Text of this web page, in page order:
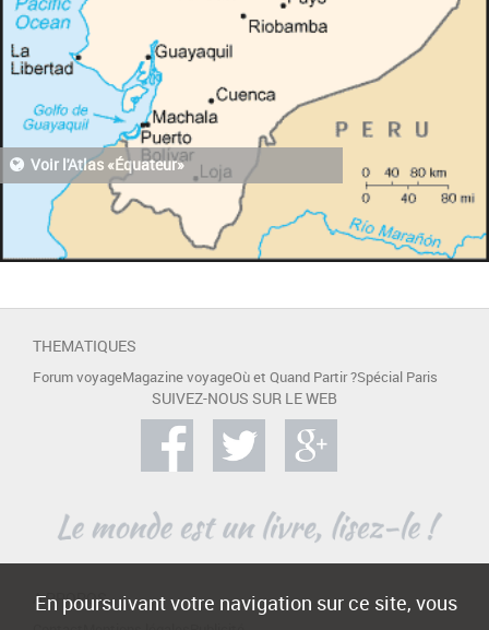
En poursuivant votre navigation sur ce site, vous
Voir l'Atlas «Équateur»
THEMATIQUES
Forum voyageMagazine voyageOù et Quand Partir ?Spécial Paris
SUIVEZ-NOUS SUR LE WEB
A PROPOS